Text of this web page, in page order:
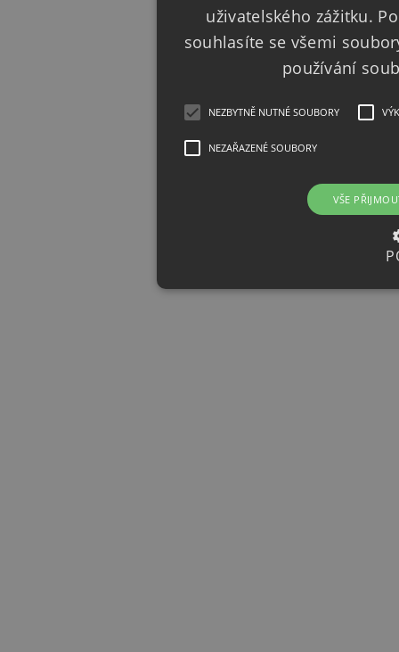
uživatelského zážitku.
souhlasíte se všemi
používání
NEZBYTNĚ NUTNÉ SOUBORY
NEZAŘAZENÉ SOUBORY
VŠE